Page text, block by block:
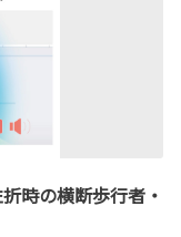
時の横断歩行者・